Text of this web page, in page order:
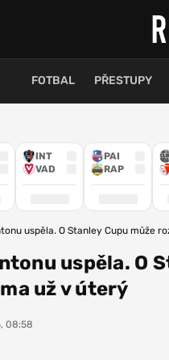
FOTBAL PŘESTUPY
INT
VAD
PAI
RAP
uspěla. O Stanley Cupu může
uspěla. O
už v úterý
08:58